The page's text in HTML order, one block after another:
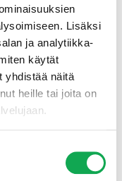
Lisäksi
ja analytiikka-
käytät
yhdistää näitä
heille tai joita on